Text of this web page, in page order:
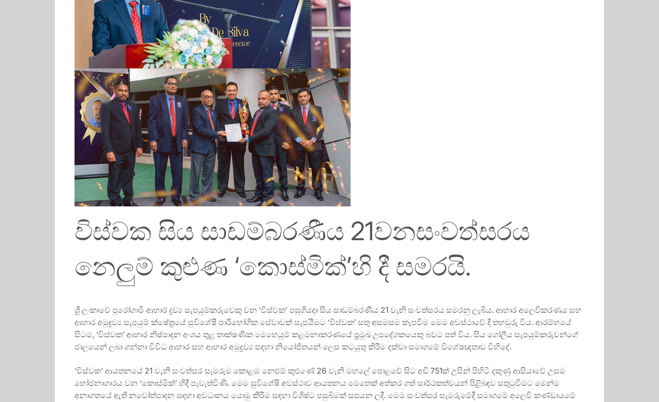
විස්වක සිය සාඩම්බරණීය 21වනසංවත්සරය
නෙලුම් කුළුණ ‘කොස්මික්’හි දී සමරයි.
ශ්‍රී ලංකාවේ පුරෝගාමී ආහාර ද්‍රව්‍ය සැපයුම්කරුවෙකු වන ‘විස්වක’ පසුගියදා සිය සාඩම්බරණීය 21 වැනි සංවත්සරය සමරනු ලැබීය. ආහාර අලෙවිකරණය සහ
ආහාර අමුද්‍රව්‍ය සැපයුම් ක්ෂේත්‍රයේ සුවිශේෂී පාරිභෝගික සේවාවක් සැපයීමට ‘විස්වක’ සතු අසමසම කැපවීම මෙම අවස්ථාවේ දී තහවුරු විය. ආරම්භයේ
සිටම, ‘විස්වක’ ආහාර නිෂ්පාදන අංශය තුළ තාක්ෂණික මෙහෙයුම් කළමනාකරණයේ ප්‍රමුඛ උපදේශකයෙකු බවට පත් විය. සිය ගෝලීය සැපයුම්කරුවන්ගේ
ජාලයෙන් ලබා ගන්නා විවිධ ආහාර සහ ආහාර අමුද්‍රව්‍ය සඳහා නියෝජිතයන් ලෙස කටයුතු කිරීම දක්වා සමාගමේ විශේෂඥතාව විහිදේ.
‘විස්වක’ ආයතනයේ 21 වැනි සංවත්සර සැමරුම කොළඹ නෙළුම් කුළුණේ 26 වැනි මහලේ පොළවේ සිට අඩි 751ක් උසින් පිහිටි දකුණු ආසියාවේ උසම
භෝජනාගාරය වන ‘කොස්මික්’ හිදී පැවැත්විණි. මෙම සුවිශේෂී අවස්ථාව ආයතනය මෙතෙක් අත්කර ගත් සාර්ථකත්වයන් පිළිබඳව සතුටුවීමට මෙන්ම
අනාගතයේ ඇති නවෝත්පාදන සඳහා අවධානය යොමු කිරීම සඳහා විශිෂ්ට පසුබිමක් සපයන ලදී. මෙම සංවත්සර සැමරුමේදී සමාගමේ අලෙවි කණ්ඩායමේ